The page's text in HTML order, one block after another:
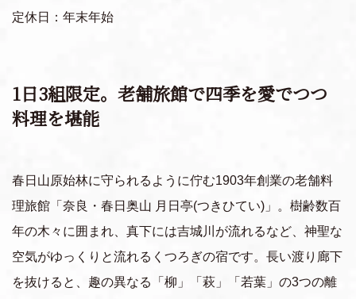
定休日：年末年始
1日3組限定。老舗旅館で四季を愛でつつ
料理を堪能
春日山原始林に守られるように佇む1903年創業の老舗料
理旅館「奈良・春日奥山 月日亭(つきひてい)」。樹齢数百
年の木々に囲まれ、真下には吉城川が流れるなど、神聖な
空気がゆっくりと流れるくつろぎの宿です。長い渡り廊下
を抜けると、趣の異なる「柳」「萩」「若葉」の3つの離